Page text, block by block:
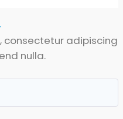
consectetur adipiscing
nulla.